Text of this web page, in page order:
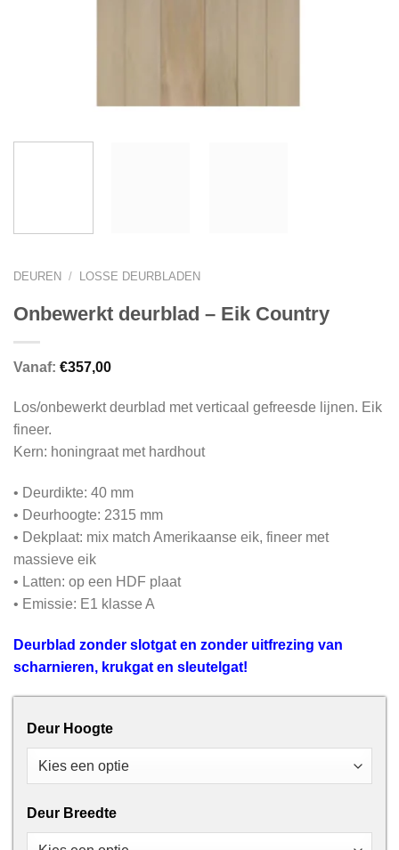
DEUREN / LOSSE DEURBLADEN
Onbewerkt deurblad – Eik Country
Vanaf: €357,00
Los/onbewerkt deurblad met verticaal gefreesde lijnen. Eik
fineer.
Kern: honingraat met hardhout
• Deurdikte: 40 mm
• Deurhoogte: 2315 mm
• Dekplaat: mix match Amerikaanse eik, fineer met
massieve eik
• Latten: op een HDF plaat
• Emissie: E1 klasse A
Deurblad zonder slotgat en zonder uitfrezing van
scharnieren, krukgat en sleutelgat!
Deur Hoogte
Deur Breedte